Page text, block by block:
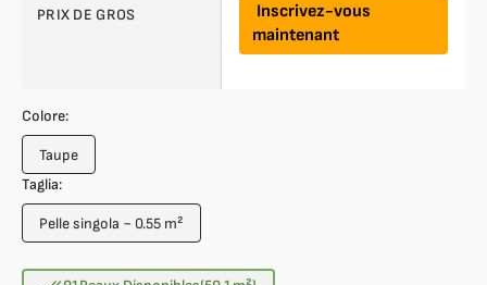
PRIX DE GROS
Inscrivez-vous
maintenant
Colore:
TaupeVariante
épuisée
ou
indisponible
Taglia:
Pelle singola ~ 0.55 m²
Variante
ou